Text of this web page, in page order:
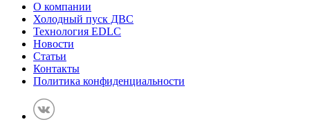
О компании
Холодный пуск ДВС
Технология EDLC
Новости
Статьи
Контакты
Политика конфиденциальности